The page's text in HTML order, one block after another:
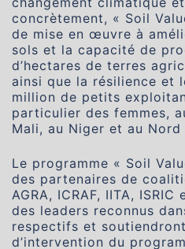
concrètement, « Soil
de mise en œuvre à
sols et la capacité de
d’hectares de terres
ainsi que la résilience et
million de petits
particulier des femmes,
Mali, au Niger et au Nord
Le programme « Soil
des partenaires de
AGRA, ICRAF, IITA,
des leaders reconnus
respectifs et
d’intervention du